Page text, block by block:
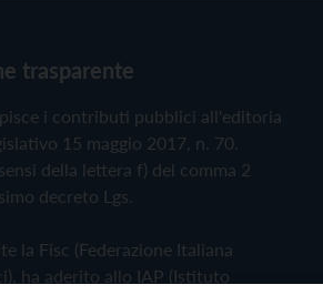
trasparente
i contributi pubblici all'editoria
15 maggio 2017, n. 70.
della lettera f) del comma 2
decreto Lgs.
la Fisc (Federazione Italiana
ha aderito allo IAP (Istituto